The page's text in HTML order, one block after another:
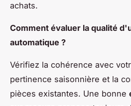
achats.
Comment évaluer la qualité
automatique ?
Vérifiez la cohérence avec
pertinence saisonnière et la
pièces existantes. Une bonne